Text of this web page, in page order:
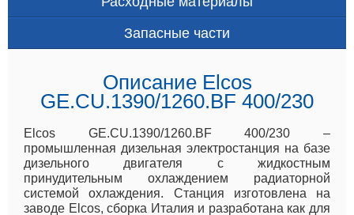
Запасные части
Описание Elcos
GE.CU.1390/1260.BF 400/230
Elcos GE.CU.1390/1260.BF 400/230 –
промышленная дизельная электростанция на базе
дизельного двигателя с жидкостным
принудительным охлаждением радиаторной
системой охлаждения. Станция изготовлена на
заводе Elcos, сборка Италия и разработана как для